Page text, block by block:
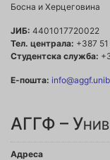
Босна и Херцеговина
ЈИБ: 4401017720022
Тел. централа: +387
Студентска служба:
Е-пошта:
АГГФ –
Адреса